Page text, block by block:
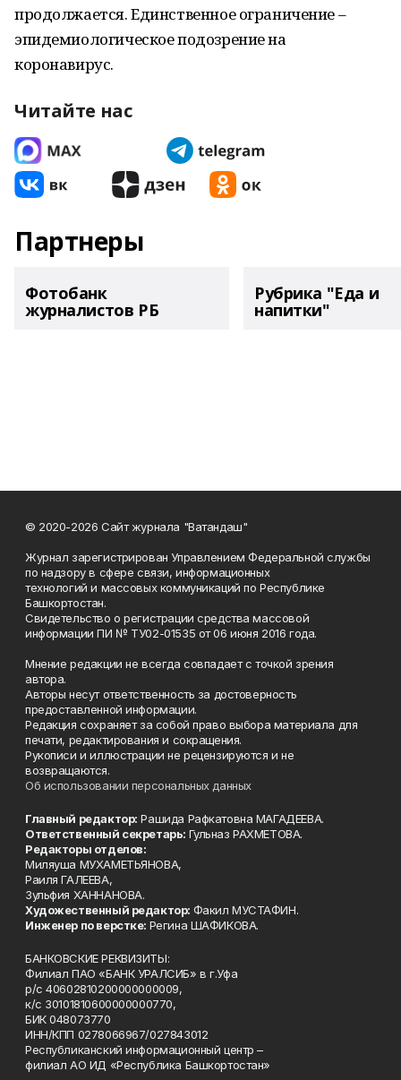
продолжается. Единственное ограничение –
эпидемиологическое подозрение на
коронавирус.
Читайте нас
Партнеры
Фотобанк
журналистов РБ
Рубрика "Еда и
напитки"
© 2020-2026 Сайт журнала "Ватандаш"
Журнал зарегистрирован Управлением Федеральной службы
по надзору в сфере связи, информационных
технологий и массовых коммуникаций по Республике
Башкортостан.
Свидетельство о регистрации средства массовой
информации ПИ № ТУ02-01535 от 06 июня 2016 года.
Мнение редакции не всегда совпадает с точкой зрения
автора.
Авторы несут ответственность за достоверность
предоставленной информации.
Редакция сохраняет за собой право выбора материала для
печати, редактирования и сокращения.
Рукописи и иллюстрации не рецензируются и не
возвращаются.
Об использовании персональных данных
Главный редактор: Рашида Рафкатовна МАГАДЕЕВА.
Ответственный секретарь: Гульназ РАХМЕТОВА.
Редакторы отделов:
Миляуша МУХАМЕТЬЯНОВА,
Раиля ГАЛЕЕВА,
Зульфия ХАННАНОВА.
Художественный редактор: Факил МУСТАФИН.
Инженер по верстке: Регина ШАФИКОВА.
БАНКОВСКИЕ РЕКВИЗИТЫ:
Филиал ПАО «БАНК УРАЛСИБ» в г.Уфа
р/с 40602810200000000009,
к/с 30101810600000000770,
БИК 048073770
ИНН/КПП 0278066967/027843012
Республиканский информационный центр –
филиал АО ИД «Республика Башкортостан»